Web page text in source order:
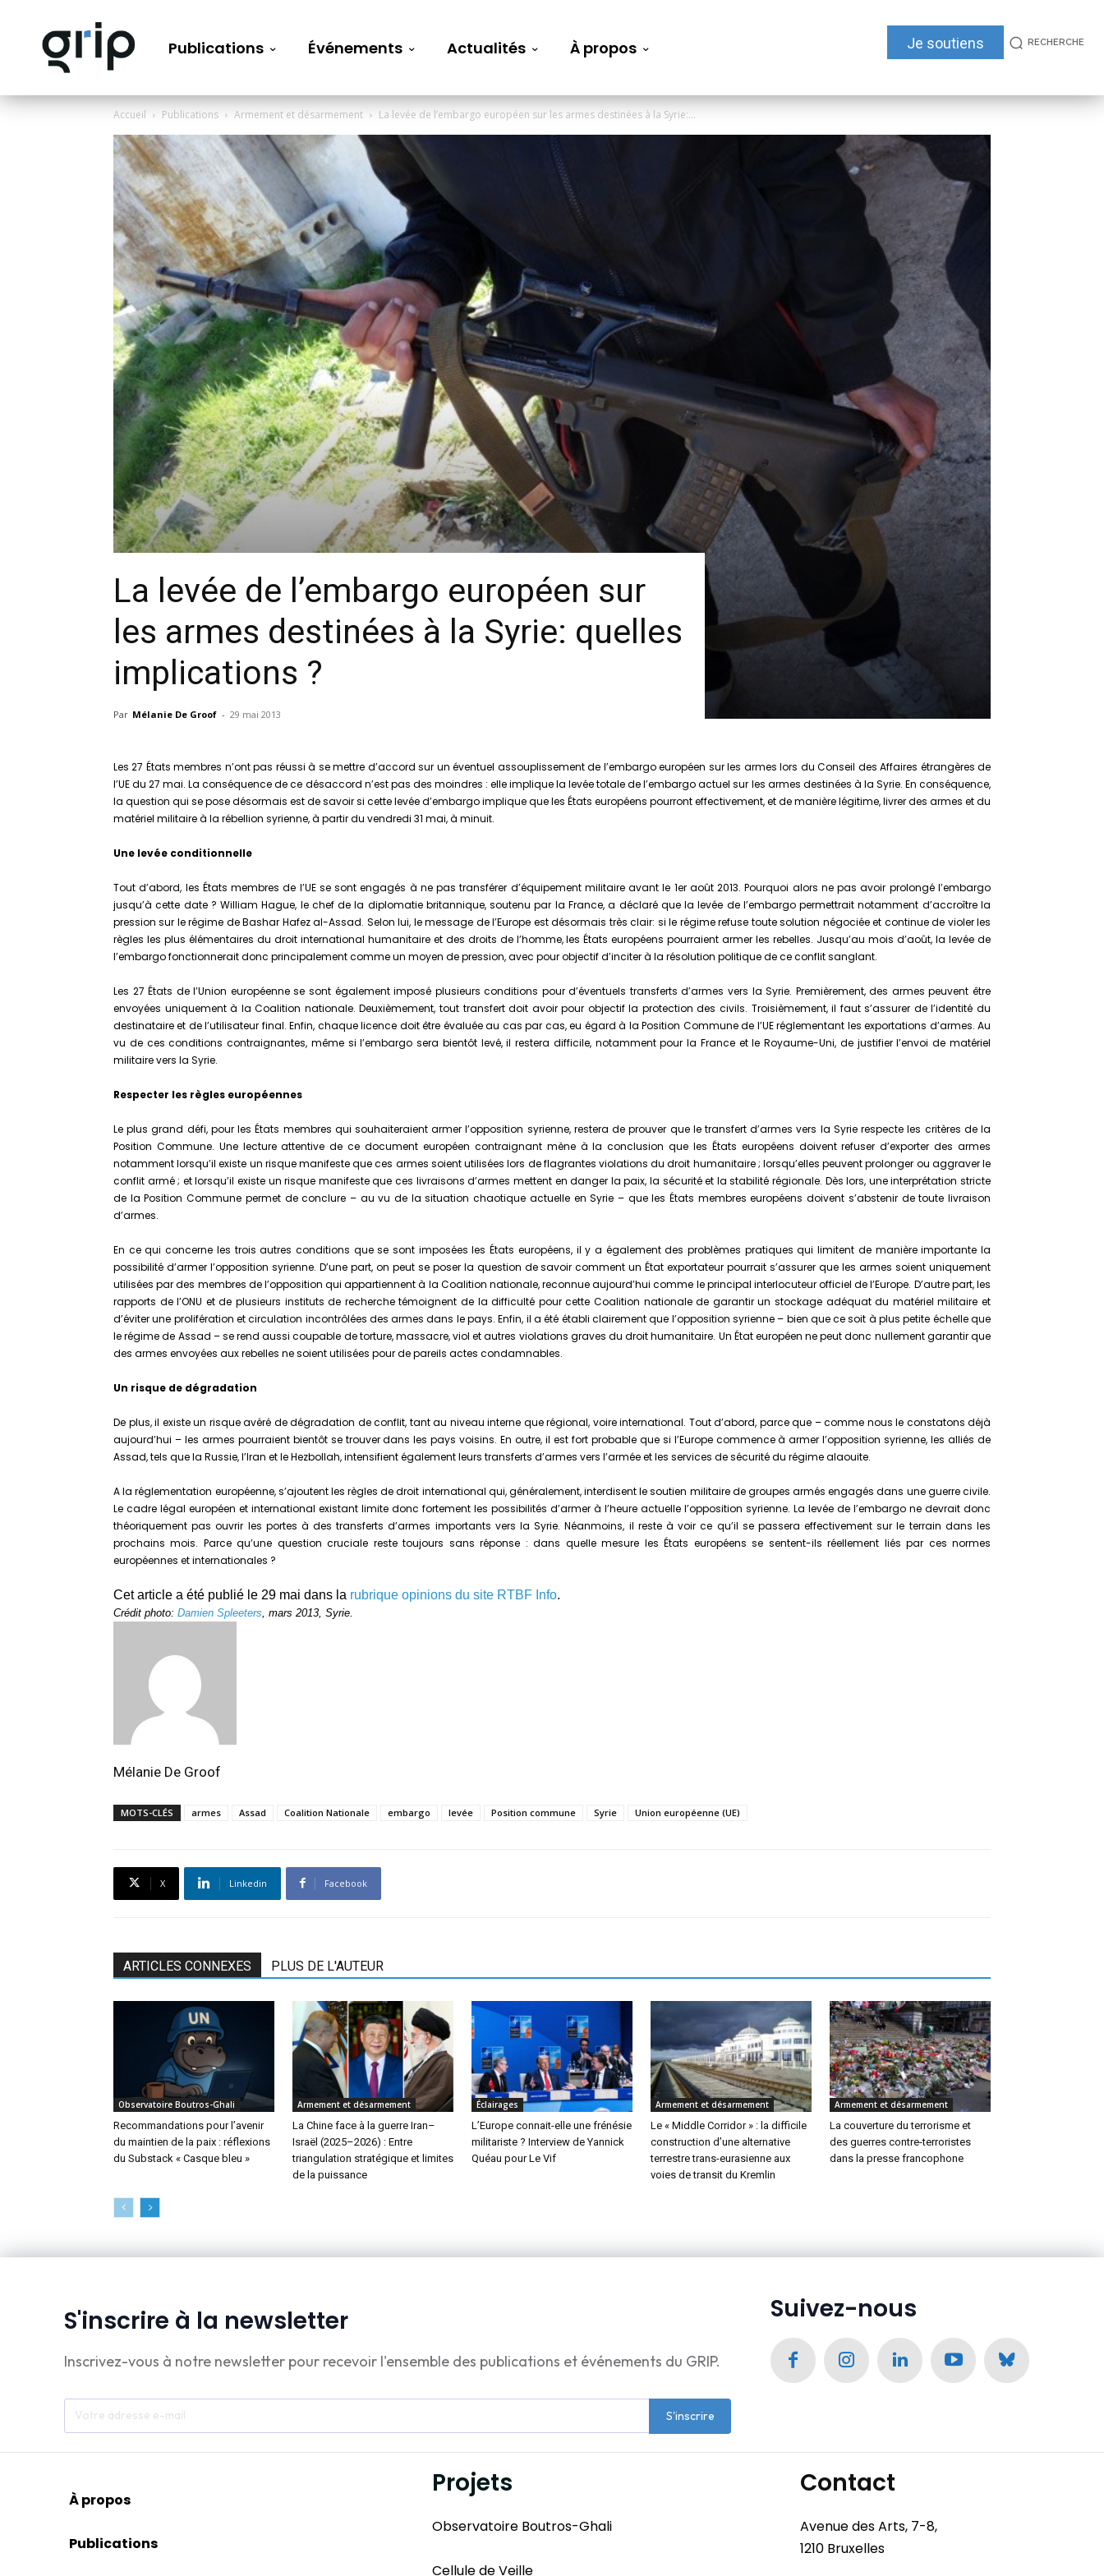
Publications Événements Actualités À propos Je soutiens RECHERCHE
Accueil Publications Armement et désarmement La levée de l’embargo européen sur les armes destinées à la Syrie:...
La levée de l’embargo européen sur
les armes destinées à la Syrie: quelles
implications ?
Par Mélanie De Groof - 29 mai 2013
Les 27 États membres n’ont pas réussi à se mettre d’accord sur un éventuel assouplissement de l’embargo européen sur les armes lors du Conseil des Affaires étrangères de
l’UE du 27 mai. La conséquence de ce désaccord n’est pas des moindres : elle implique la levée totale de l’embargo actuel sur les armes destinées à la Syrie. En conséquence,
la question qui se pose désormais est de savoir si cette levée d’embargo implique que les États européens pourront effectivement, et de manière légitime, livrer des armes et du
matériel militaire à la rébellion syrienne, à partir du vendredi 31 mai, à minuit.
Une levée conditionnelle
Tout d’abord, les États membres de l’UE se sont engagés à ne pas transférer d’équipement militaire avant le 1er août 2013. Pourquoi alors ne pas avoir prolongé l’embargo
jusqu’à cette date ? William Hague, le chef de la diplomatie britannique, soutenu par la France, a déclaré que la levée de l’embargo permettrait notamment d’accroître la
pression sur le régime de Bashar Hafez al-Assad. Selon lui, le message de l’Europe est désormais très clair: si le régime refuse toute solution négociée et continue de violer les
règles les plus élémentaires du droit international humanitaire et des droits de l’homme, les États européens pourraient armer les rebelles. Jusqu’au mois d’août, la levée de
l’embargo fonctionnerait donc principalement comme un moyen de pression, avec pour objectif d’inciter à la résolution politique de ce conflit sanglant.
Les 27 États de l’Union européenne se sont également imposé plusieurs conditions pour d’éventuels transferts d’armes vers la Syrie. Premièrement, des armes peuvent être
envoyées uniquement à la Coalition nationale. Deuxièmement, tout transfert doit avoir pour objectif la protection des civils. Troisièmement, il faut s’assurer de l’identité du
destinataire et de l’utilisateur final. Enfin, chaque licence doit être évaluée au cas par cas, eu égard à la Position Commune de l’UE réglementant les exportations d’armes. Au
vu de ces conditions contraignantes, même si l’embargo sera bientôt levé, il restera difficile, notamment pour la France et le Royaume-Uni, de justifier l’envoi de matériel
militaire vers la Syrie.
Respecter les règles européennes
Le plus grand défi, pour les États membres qui souhaiteraient armer l’opposition syrienne, restera de prouver que le transfert d’armes vers la Syrie respecte les critères de la
Position Commune. Une lecture attentive de ce document européen contraignant mène à la conclusion que les États européens doivent refuser d’exporter des armes
notamment lorsqu’il existe un risque manifeste que ces armes soient utilisées lors de flagrantes violations du droit humanitaire ; lorsqu’elles peuvent prolonger ou aggraver le
conflit armé ; et lorsqu’il existe un risque manifeste que ces livraisons d’armes mettent en danger la paix, la sécurité et la stabilité régionale. Dès lors, une interprétation stricte
de la Position Commune permet de conclure – au vu de la situation chaotique actuelle en Syrie – que les États membres européens doivent s’abstenir de toute livraison
d’armes.
En ce qui concerne les trois autres conditions que se sont imposées les États européens, il y a également des problèmes pratiques qui limitent de manière importante la
possibilité d’armer l’opposition syrienne. D’une part, on peut se poser la question de savoir comment un État exportateur pourrait s’assurer que les armes soient uniquement
utilisées par des membres de l’opposition qui appartiennent à la Coalition nationale, reconnue aujourd’hui comme le principal interlocuteur officiel de l’Europe. D’autre part, les
rapports de l’ONU et de plusieurs instituts de recherche témoignent de la difficulté pour cette Coalition nationale de garantir un stockage adéquat du matériel militaire et
d’éviter une prolifération et circulation incontrôlées des armes dans le pays. Enfin, il a été établi clairement que l’opposition syrienne – bien que ce soit à plus petite échelle que
le régime de Assad ­– se rend aussi coupable de torture, massacre, viol et autres violations graves du droit humanitaire. Un État européen ne peut donc nullement garantir que
des armes envoyées aux rebelles ne soient utilisées pour de pareils actes condamnables.
Un risque de dégradation
De plus, il existe un risque avéré de dégradation de conflit, tant au niveau interne que régional, voire international. Tout d’abord, parce que – comme nous le constatons déjà
aujourd’hui – les armes pourraient bientôt se trouver dans les pays voisins. En outre, il est fort probable que si l’Europe commence à armer l’opposition syrienne, les alliés de
Assad, tels que la Russie, l’Iran et le Hezbollah, intensifient également leurs transferts d’armes vers l’armée et les services de sécurité du régime alaouite.
A la réglementation européenne, s’ajoutent les règles de droit international qui, généralement, interdisent le soutien militaire de groupes armés engagés dans une guerre civile.
Le cadre légal européen et international existant limite donc fortement les possibilités d’armer à l’heure actuelle l’opposition syrienne. La levée de l’embargo ne devrait donc
théoriquement pas ouvrir les portes à des transferts d’armes importants vers la Syrie. Néanmoins, il reste à voir ce qu’il se passera effectivement sur le terrain dans les
prochains mois. Parce qu’une question cruciale reste toujours sans réponse : dans quelle mesure les États européens se sentent-ils réellement liés par ces normes
européennes et internationales ?
Cet article a été publié le 29 mai dans la rubrique opinions du site RTBF Info.
Crédit photo: Damien Spleeters , mars 2013, Syrie.
Mélanie De Groof
MOTS-CLÉS armes Assad Coalition Nationale embargo levée Position commune Syrie Union européenne (UE)
X Linkedin Facebook
ARTICLES CONNEXES PLUS DE L'AUTEUR
Observatoire Boutros-Ghali
Recommandations pour l’avenir
du maintien de la paix : réflexions
du Substack « Casque bleu »
Armement et désarmement
La Chine face à la guerre Iran–
Israël (2025–2026) : Entre
triangulation stratégique et limites
de la puissance
Éclairages
L’Europe connait-elle une frénésie
militariste ? Interview de Yannick
Quéau pour Le Vif
Armement et désarmement
Le « Middle Corridor » : la difficile
construction d’une alternative
terrestre trans-eurasienne aux
voies de transit du Kremlin
Armement et désarmement
La couverture du terrorisme et
des guerres contre-terroristes
dans la presse francophone
S'inscrire à la newsletter
Inscrivez-vous à notre newsletter pour recevoir l'ensemble des publications et événements du GRIP.
S'inscrire
Suivez-nous
À propos
Publications
Projets
Observatoire Boutros-Ghali
Cellule de Veille
Contact
Avenue des Arts, 7-8,
1210 Bruxelles